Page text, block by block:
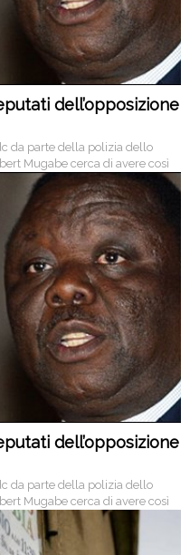
dell’opposizione
da parte della polizia dello
Mugabe cerca di avere così
dell’opposizione
da parte della polizia dello
Mugabe cerca di avere così